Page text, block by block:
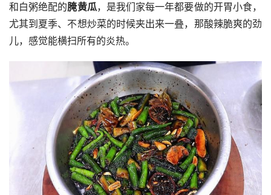
和白粥绝配的腌黄瓜，是我们家每一年都要做的开胃小食，
尤其到夏季、不想炒菜的时候夹出来一叠，那酸辣脆爽的劲
儿，感觉能横扫所有的炎热。